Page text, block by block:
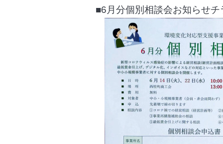
■6月分個別相談会お知らせチ